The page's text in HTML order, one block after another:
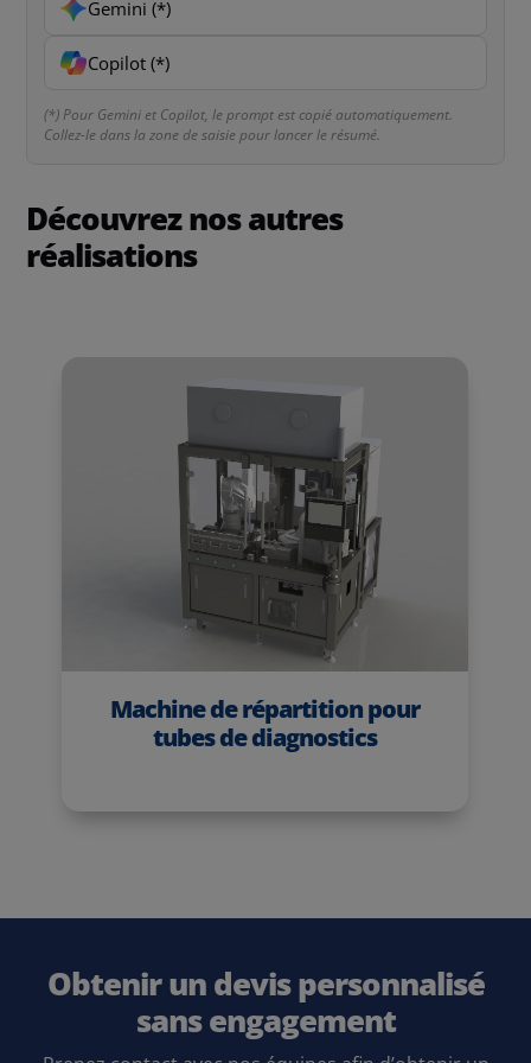
Gemini (*)
Copilot (*)
(*) Pour Gemini et Copilot, le prompt est copié automatiquement.
Collez-le dans la zone de saisie pour lancer le résumé.
Découvrez nos autres
réalisations
Machine de répartition pour
tubes de diagnostics
Obtenir un devis personnalisé
sans engagement